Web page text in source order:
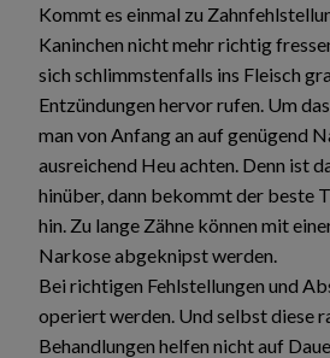
Kommt es einmal zu
Kaninchen nicht mehr richtig
sich schlimmstenfalls ins Fleisch
Entzündungen hervor rufen. Um
man von Anfang an auf genügend
ausreichend Heu achten. Denn ist
hinüber, dann bekommt der beste
hin. Zu lange Zähne können mit
Narkose abgeknipst werden.
Bei richtigen Fehlstellungen und
operiert werden. Und selbst diese
Behandlungen helfen nicht auf